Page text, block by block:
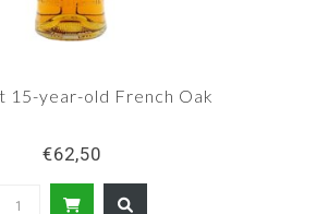
15-year-old French Oak
€62,50